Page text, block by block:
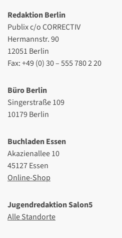
Redaktion Berlin
Publix c/o CORRECTIV
Hermannstr. 90
12051 Berlin
Fax: +49 (0) 30 – 555 780 2 20
Büro Berlin
Singerstraße 109
10179 Berlin
Buchladen Essen
Akazienallee 10
45127 Essen
Online-Shop
Jugendredaktion Salon5
Alle Standorte